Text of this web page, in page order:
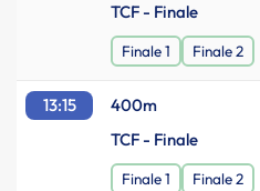
TCF - Finale
Finale 1 Finale 2
13:15 400m
TCF - Finale
Finale 1 Finale 2